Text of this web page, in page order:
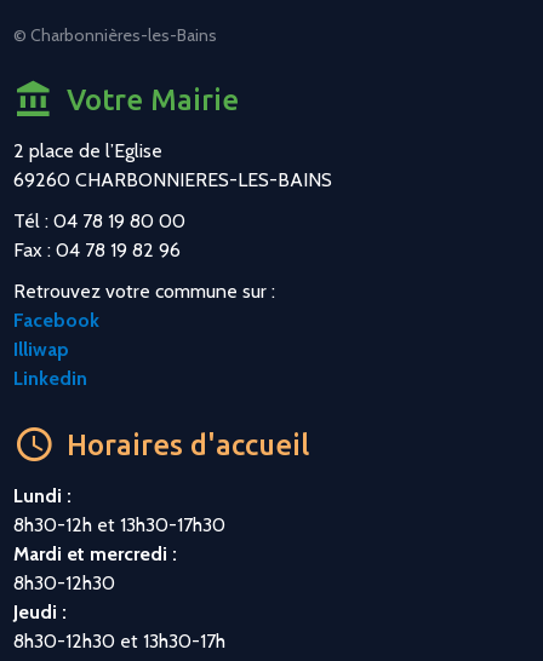
© Charbonnières-les-Bains
Votre Mairie
2 place de l’Eglise
69260 CHARBONNIERES-LES-BAINS
Tél : 04 78 19 80 00
Fax : 04 78 19 82 96
Retrouvez votre commune sur :
Facebook
Illiwap
Linkedin
Horaires d'accueil
Lundi :
8h30-12h et 13h30-17h30
Mardi et mercredi :
8h30-12h30
Jeudi :
8h30-12h30 et 13h30-17h